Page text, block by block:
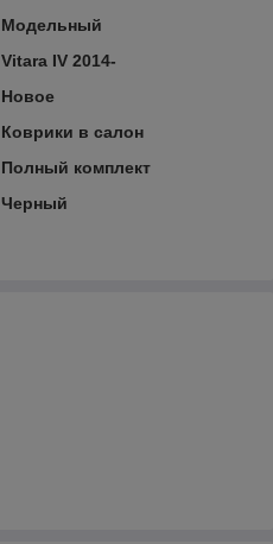
Модельный
Vitara IV 2014-
Новое
Коврики в салон
Полный комплект
Черный